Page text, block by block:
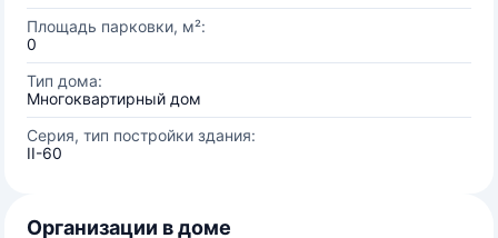
Площадь парковки, м²:
0
Тип дома:
Многоквартирный дом
Серия, тип постройки здания:
II-60
Организации в доме